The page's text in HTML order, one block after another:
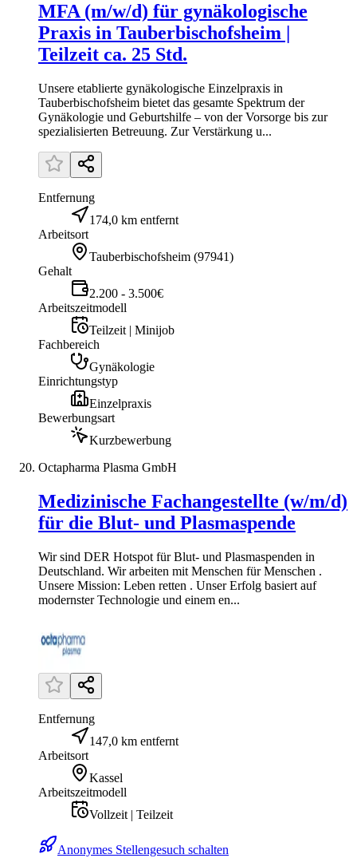
MFA (m/w/d) für gynäkologische
Praxis in Tauberbischofsheim |
Teilzeit ca. 25 Std.
Unsere etablierte gynäkologische Einzelpraxis in
Tauberbischofsheim bietet das gesamte Spektrum der
Gynäkologie und Geburtshilfe – von der Vorsorge bis zur
spezialisierten Betreuung. Zur Verstärkung u...
Entfernung
174,0 km entfernt
Arbeitsort
Tauberbischofsheim (97941)
Gehalt
2.200 - 3.500€
Arbeitszeitmodell
Teilzeit | Minijob
Fachbereich
Gynäkologie
Einrichtungstyp
Einzelpraxis
Bewerbungsart
Kurzbewerbung
Octapharma Plasma GmbH
Medizinische Fachangestellte (w/m/d)
für die Blut- und Plasmaspende
Wir sind DER Hotspot für Blut- und Plasmaspenden in
Deutschland. Wir arbeiten mit Menschen für Menschen .
Unsere Mission: Leben retten . Unser Erfolg basiert auf
modernster Technologie und einem en...
Entfernung
147,0 km entfernt
Arbeitsort
Kassel
Arbeitszeitmodell
Vollzeit | Teilzeit
Anonymes Stellengesuch schalten